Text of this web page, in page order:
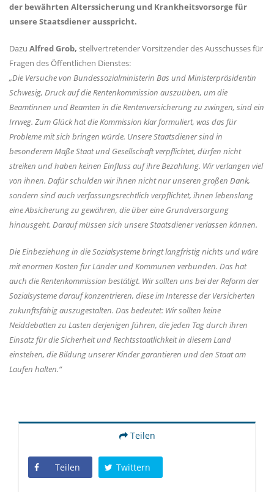
der bewährten Alterssicherung und Krankheitsvorsorge für
unsere Staatsdiener ausspricht.
Dazu Alfred Grob, stellvertretender Vorsitzender des Ausschusses für
Fragen des Öffentlichen Dienstes:
Die Versuche von Bundessozialministerin Bas und Ministerpräsidentin
Schwesig, Druck auf die Rentenkommission auszuüben, um die
Beamtinnen und Beamten in die Rentenversicherung zu zwingen, sind ein
Irrweg. Zum Glück hat die Kommission klar formuliert, was das für
Probleme mit sich bringen würde. Unsere Staatsdiener sind in
besonderem Maße Staat und Gesellschaft verpflichtet, dürfen nicht
streiken und haben keinen Einfluss auf ihre Bezahlung. Wir verlangen viel
von ihnen. Dafür schulden wir ihnen nicht nur unseren großen Dank,
sondern sind auch verfassungsrechtlich verpflichtet, ihnen lebenslang
eine Absicherung zu gewähren, die über eine Grundversorgung
hinausgeht. Darauf müssen sich unsere Staatsdiener verlassen können.
Die Einbeziehung in die Sozialsysteme bringt langfristig nichts und wäre
mit enormen Kosten für Länder und Kommunen verbunden. Das hat
auch die Rentenkommission bestätigt. Wir sollten uns bei der Reform der
Sozialsysteme darauf konzentrieren, diese im Interesse der Versicherten
zukunftsfähig auszugestalten. Das bedeutet: Wir sollten keine
Neiddebatten zu Lasten derjenigen führen, die jeden Tag durch ihren
Einsatz für die Sicherheit und Rechtsstaatlichkeit in diesem Land
einstehen, die Bildung unserer Kinder garantieren und den Staat am
Laufen halten.“
Teilen
Teilen Twittern